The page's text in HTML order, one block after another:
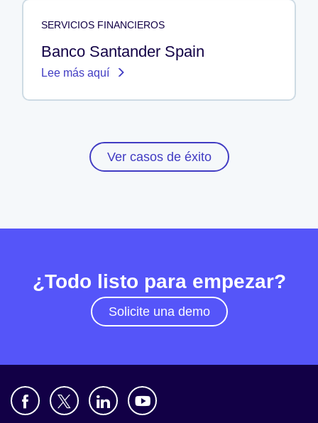
SERVICIOS FINANCIEROS
Banco Santander Spain
Lee más aquí
Ver casos de éxito
¿Todo listo para empezar?
Solicite una demo